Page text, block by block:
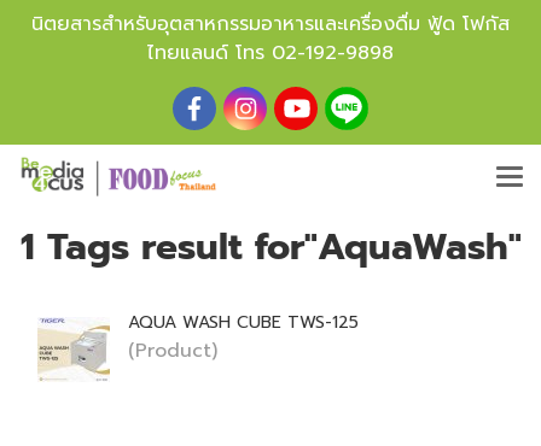
นิตยสารสำหรับอุตสาหกรรมอาหารและเครื่องดื่ม ฟู้ด โฟกัส
ไทยแลนด์ โทร 02-192-9898
1 Tags result for"AquaWash"
AQUA WASH CUBE TWS-125
(Product)